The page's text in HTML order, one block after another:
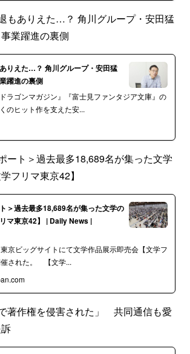
もありえた…？ 角川グループ・安田猛
業躍進の裏側
りえた…？ 角川グループ・安田猛
躍進の裏側
ラゴンマガジン』『富士見ファンタジア文庫』の
のヒット作を支えた安...
ート＞過去最多18,689名が集った文学
リマ東京42】
＞過去最多18,689名が集った文学の
マ東京42】 | Daily News |
京ビッグサイトにて文学作品展示即売会【文学フ
された。 【文学...
著作権を侵害された」 共同通信も愛